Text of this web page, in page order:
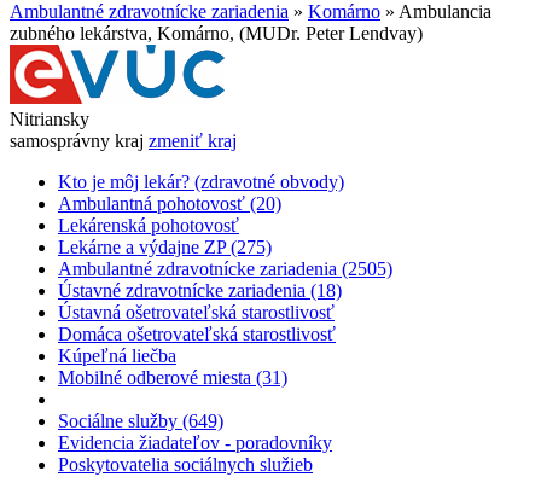
Ambulantné zdravotnícke zariadenia » Komárno » Ambulancia
zubného lekárstva, Komárno, (MUDr. Peter Lendvay)
Nitriansky
samosprávny kraj zmeniť kraj
Kto je môj lekár? (zdravotné obvody)
Ambulantná pohotovosť (20)
Lekárenská pohotovosť
Lekárne a výdajne ZP (275)
Ambulantné zdravotnícke zariadenia (2505)
Ústavné zdravotnícke zariadenia (18)
Ústavná ošetrovateľská starostlivosť
Domáca ošetrovateľská starostlivosť
Kúpeľná liečba
Mobilné odberové miesta (31)
Sociálne služby (649)
Evidencia žiadateľov - poradovníky
Poskytovatelia sociálnych služieb